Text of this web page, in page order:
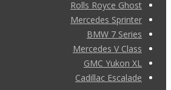
Rolls Royce Ghost
Mercedes Sprinter
BMW 7 Series
Mercedes V Class
GMC Yukon XL
Cadillac Escalade